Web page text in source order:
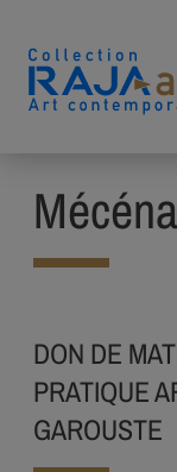
DON DE
PRATIQUE
GAROUSTE